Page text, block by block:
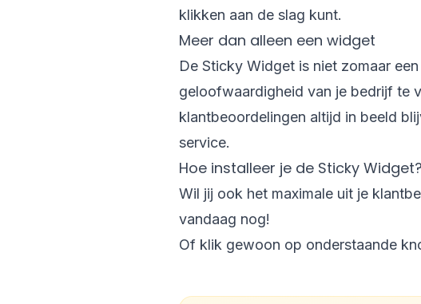
klikken aan de slag kunt.
Meer dan alleen een widget
De Sticky Widget is niet zomaar een
geloofwaardigheid van je bedrijf te
klantbeoordelingen altijd in beeld
service.
Hoe installeer je de Sticky Widget?
Wil jij ook het maximale uit je
vandaag nog!
Of klik gewoon op onderstaande